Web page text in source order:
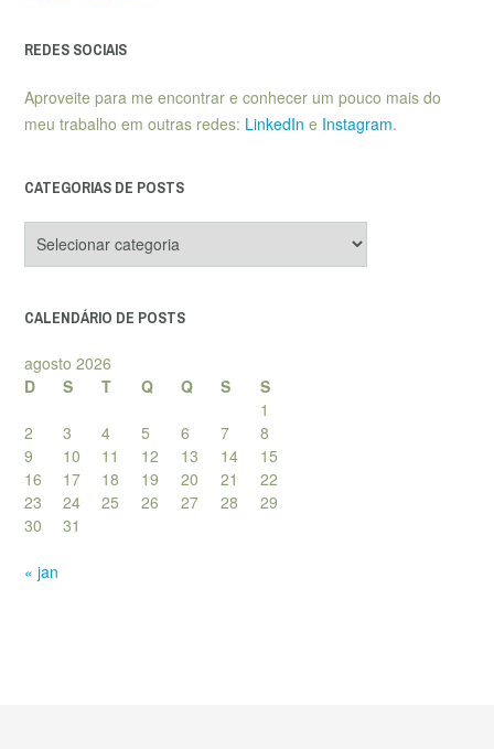
REDES SOCIAIS
Aproveite para me encontrar e conhecer um pouco mais do
meu trabalho em outras redes: LinkedIn e Instagram.
CATEGORIAS DE POSTS
de
CALENDÁRIO DE POSTS
agosto 2026
D
S T Q Q S
S
1
2
3 4 5 6 7
8
9
10 11 12 13 14
15
16
17 18 19 20 21
22
23
24 25 26 27 28
29
30
31
« jan